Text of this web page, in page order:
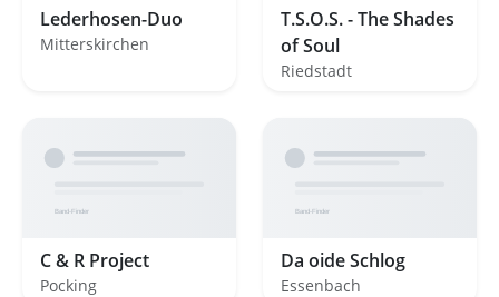
Lederhosen-Duo
Mitterskirchen
T.S.O.S. - The Shades
of Soul
Riedstadt
C & R Project
Pocking
Da oide Schlog
Essenbach